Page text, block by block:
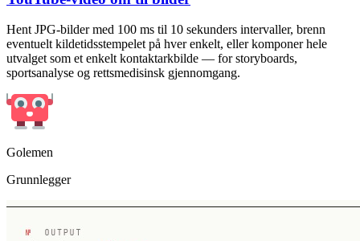
Hent JPG-bilder med 100 ms til 10 sekunders intervaller, brenn
eventuelt kildetidsstempelet på hver enkelt, eller komponer hele
utvalget som et enkelt kontaktarkbilde — for storyboards,
sportsanalyse og rettsmedisinsk gjennomgang.
Golemen
Grunnlegger